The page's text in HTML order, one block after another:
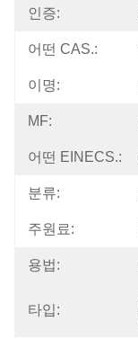
인증:
어떤 CAS.:
이명:
MF:
어떤 EINECS.:
분류:
주원료:
용법:
타입: